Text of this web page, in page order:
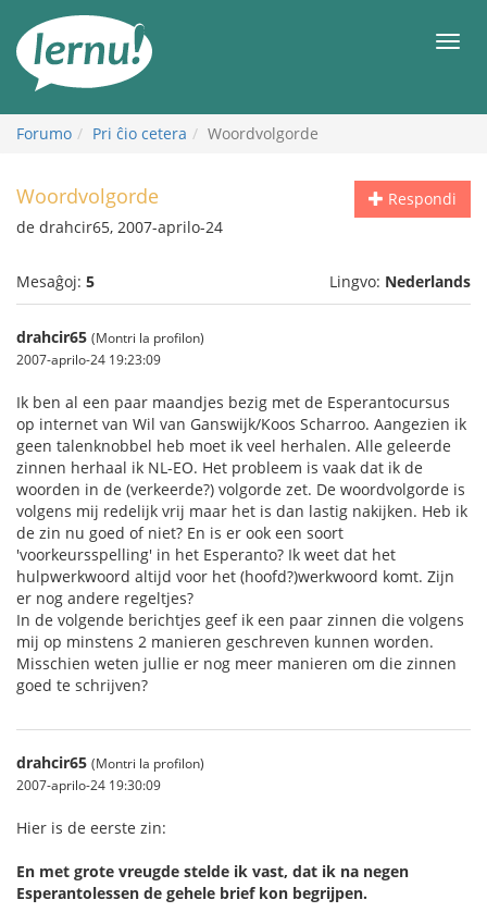
enhavo
Forumo Pri ĉio cetera Woordvolgorde
Respondi
Woordvolgorde
de drahcir65, 2007-aprilo-24
Mesaĝoj: 5 Lingvo: Nederlands
drahcir65 (Montri la profilon)
2007-aprilo-24 19:23:09
Ik ben al een paar maandjes bezig met de Esperantocursus
op internet van Wil van Ganswijk/Koos Scharroo. Aangezien ik
geen talenknobbel heb moet ik veel herhalen. Alle geleerde
zinnen herhaal ik NL-EO. Het probleem is vaak dat ik de
woorden in de (verkeerde?) volgorde zet. De woordvolgorde is
volgens mij redelijk vrij maar het is dan lastig nakijken. Heb ik
de zin nu goed of niet? En is er ook een soort
'voorkeursspelling' in het Esperanto? Ik weet dat het
hulpwerkwoord altijd voor het (hoofd?)werkwoord komt. Zijn
er nog andere regeltjes?
In de volgende berichtjes geef ik een paar zinnen die volgens
mij op minstens 2 manieren geschreven kunnen worden.
Misschien weten jullie er nog meer manieren om die zinnen
goed te schrijven?
drahcir65 (Montri la profilon)
2007-aprilo-24 19:30:09
Hier is de eerste zin:
En met grote vreugde stelde ik vast, dat ik na negen
Esperantolessen de gehele brief kon begrijpen.